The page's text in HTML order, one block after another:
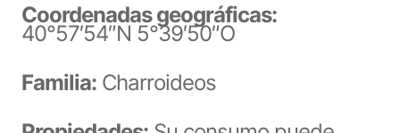
Coordenadas geográficas:
40°57′54″N 5°39′50″O
Familia: Charroideos